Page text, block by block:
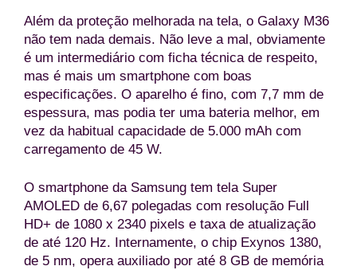
Além da proteção melhorada na tela, o Galaxy M36
não tem nada demais. Não leve a mal, obviamente
é um intermediário com ficha técnica de respeito,
mas é mais um smartphone com boas
especificações. O aparelho é fino, com 7,7 mm de
espessura, mas podia ter uma bateria melhor, em
vez da habitual capacidade de 5.000 mAh com
carregamento de 45 W.
O smartphone da Samsung tem tela Super
AMOLED de 6,67 polegadas com resolução Full
HD+ de 1080 x 2340 pixels e taxa de atualização
de até 120 Hz. Internamente, o chip Exynos 1380,
de 5 nm, opera auxiliado por até 8 GB de memória